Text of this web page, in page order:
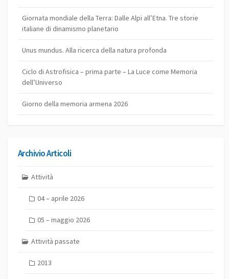
Giornata mondiale della Terra: Dalle Alpi all’Etna. Tre storie
italiane di dinamismo planetario
Unus mundus. Alla ricerca della natura profonda
Ciclo di Astrofisica – prima parte – La Luce come Memoria
dell’Universo
Giorno della memoria armena 2026
Archivio Articoli
Attività
04 – aprile 2026
05 – maggio 2026
Attività passate
2013